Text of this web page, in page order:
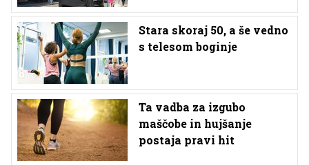
Stara skoraj 50, a še vedno
s telesom boginje
Ta vadba za izgubo
maščobe in hujšanje
postaja pravi hit